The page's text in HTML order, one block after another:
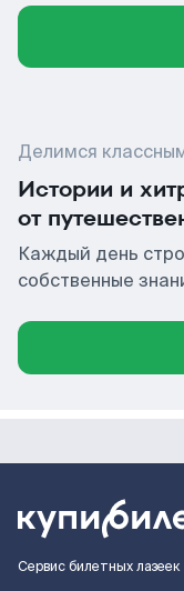
Делимся
Истории и
от
Каждый день
собственные
Сервис билетных лазеек